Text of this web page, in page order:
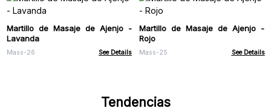
Martillo de Masaje de Ajenjo -
Lavanda
Mass-26 See Details
Martillo de Masaje de Ajenjo -
Rojo
Mass-25 See Details
Tendencias